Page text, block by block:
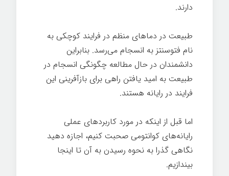
دارند.
طبیعت در دماهای منظم در فرایند کوچکی به
نام فتوسنتز به انسجام می‌رسد. بنابراین
دانشمندان در حال مطالعه چگونگی انسجام در
طبیعت به امید یافتن راهی برای بازآفرینی این
فرایند در رایانه هستند.
اما قبل از اینکه در مورد کاربردهای عملی
رایانه‌های کوانتومی صحبت کنیم، اجازه دهید
نگاهی گذرا به نحوه رسیدن به آن تا اینجا
بیندازیم.